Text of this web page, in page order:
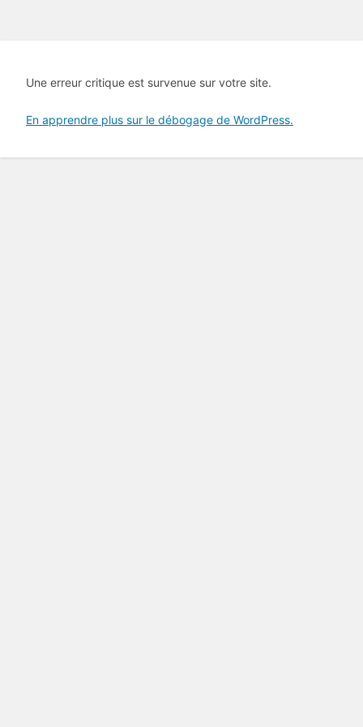
Une erreur critique est survenue sur votre site.
En apprendre plus sur le débogage de WordPress.